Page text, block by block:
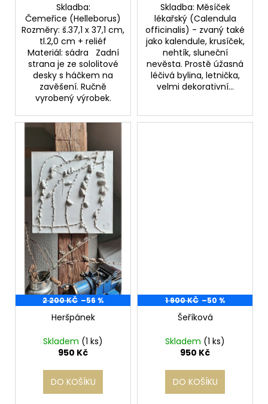
Skladba:
Čemeřice (Helleborus)
Rozměry: š.37,1 x 37,1 cm,
tl.2,0 cm + reliéf
Materiál: sádra Zadní
strana je ze sololitové
desky s háčkem na
zavěšení. Ručně
vyrobený výrobek.
Skladba: Měsíček
lékařský (Calendula
officinalis) - zvaný také
jako kalendule, krusíček,
nehtík, sluneční
nevěsta. Prostě úžasná
léčivá bylina, letnička,
velmi dekorativní...
2 200 KČ –56 %
Heršpánek
Skladem (1 ks)
950 Kč
DO KOŠÍKU
1 900 KČ –50 %
Šeříková
Skladem (1 ks)
950 Kč
DO KOŠÍKU